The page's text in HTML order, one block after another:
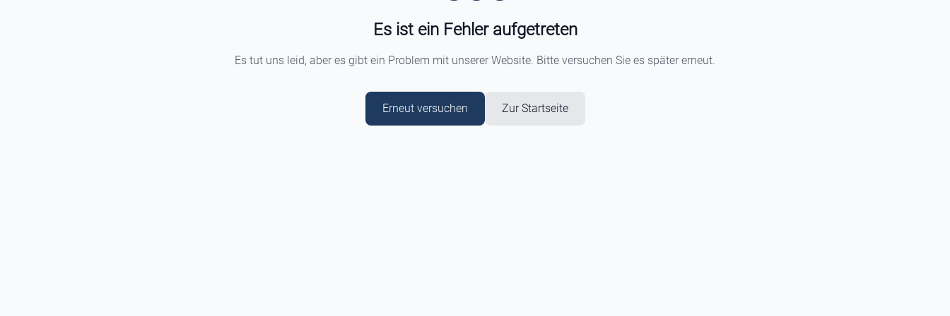
Es ist ein Fehler aufgetreten
Es tut uns leid, aber es gibt ein Problem mit unserer Website. Bitte versuchen Sie es später erneut.
Erneut versuchen Zur Startseite